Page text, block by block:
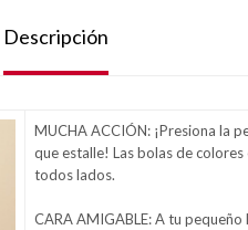
Descripción
MUCHA ACCIÓN: ¡Presiona la
que estalle! Las bolas de
todos lados.
CARA AMIGABLE: A tu